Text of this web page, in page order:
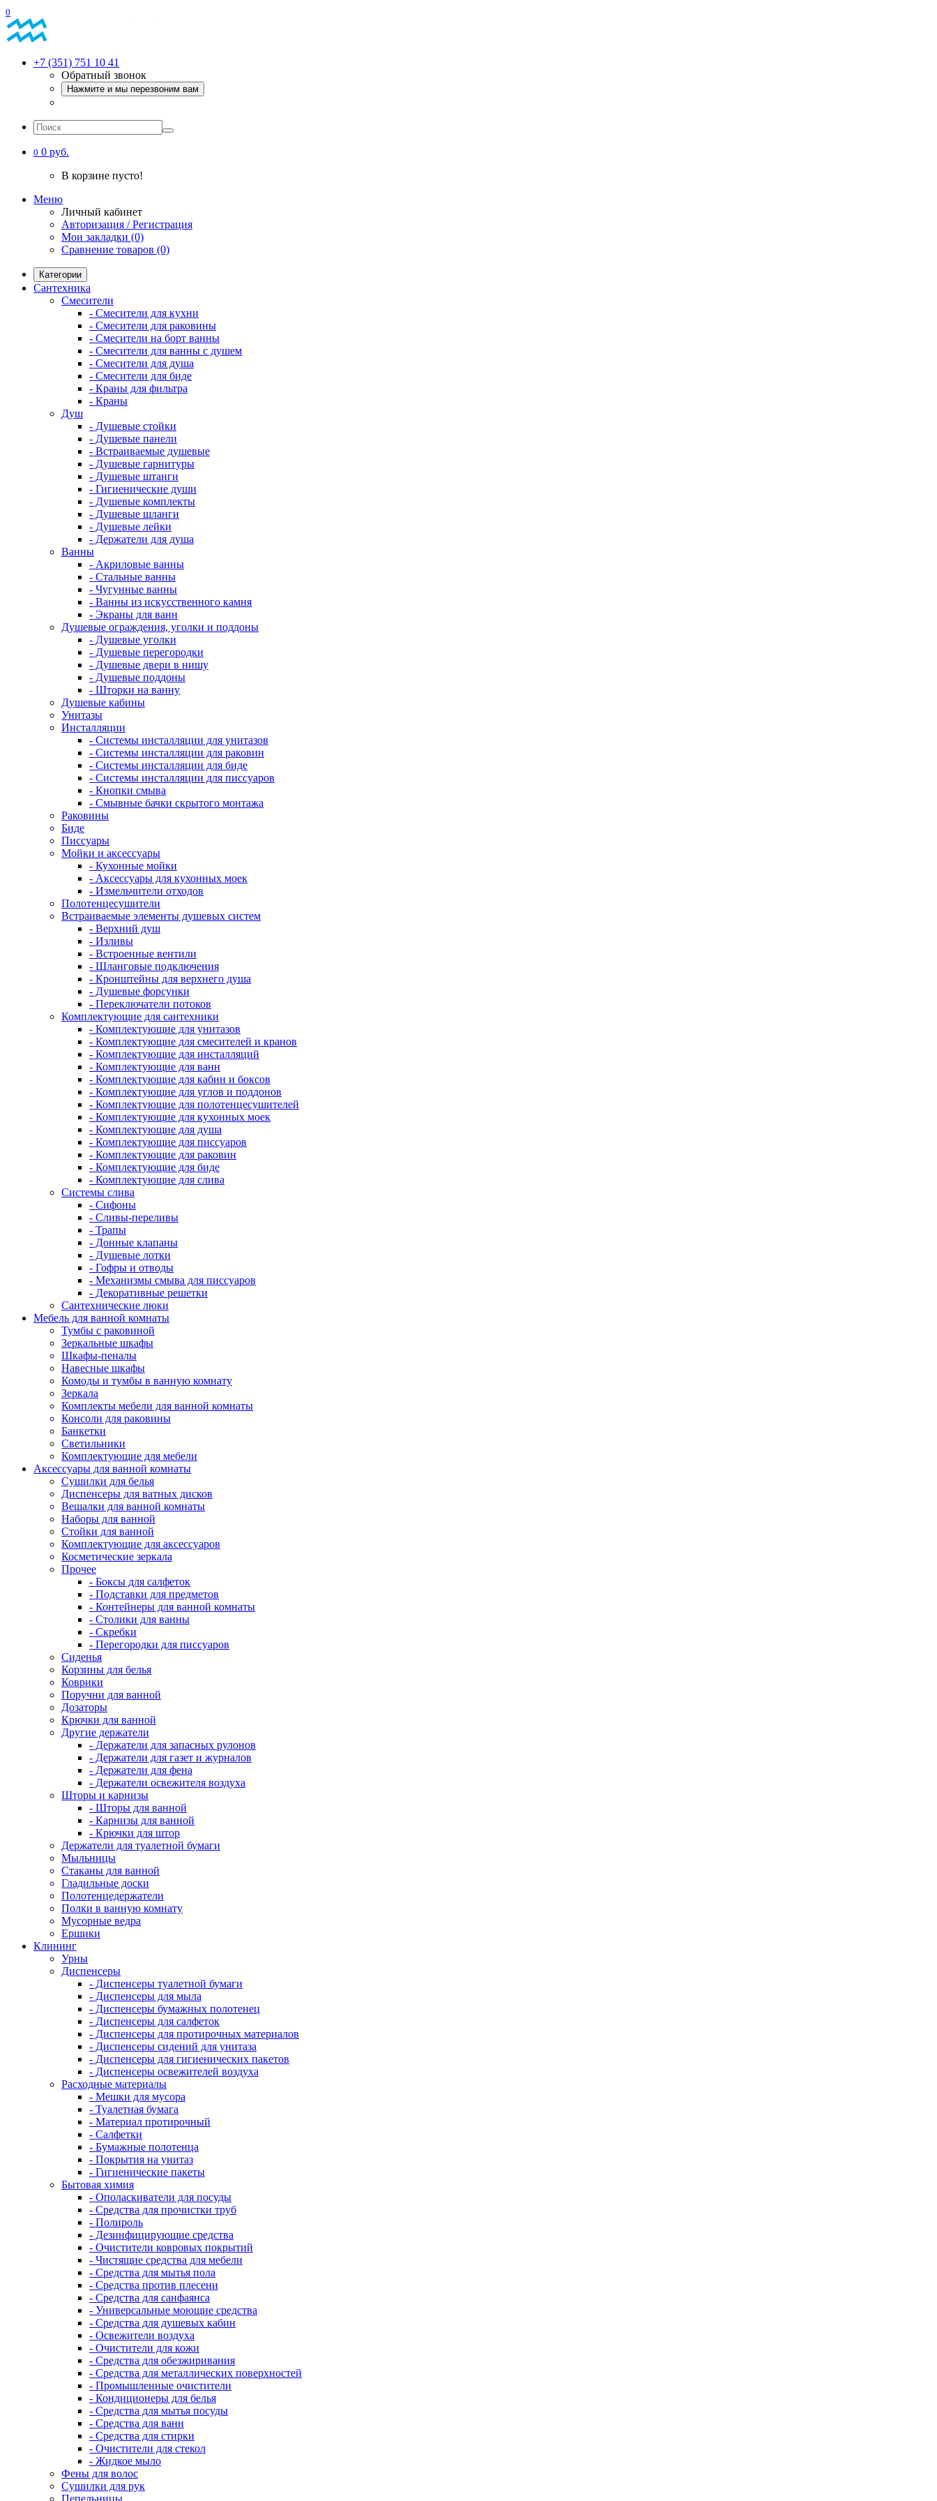
0
+7 (351) 751 10 41
Обратный звонок
Нажмите и мы перезвоним вам
0 0 руб.
В корзине пусто!
Меню
Личный кабинет
Авторизация / Регистрация
Мои закладки (0)
Сравнение товаров (0)
Категории
Сантехника
Смесители
- Смесители для кухни
- Смесители для раковины
- Смесители на борт ванны
- Смесители для ванны с душем
- Смесители для душа
- Смесители для биде
- Краны для фильтра
- Краны
Душ
- Душевые стойки
- Душевые панели
- Встраиваемые душевые
- Душевые гарнитуры
- Душевые штанги
- Гигиенические души
- Душевые комплекты
- Душевые шланги
- Душевые лейки
- Держатели для душа
Ванны
- Акриловые ванны
- Стальные ванны
- Чугунные ванны
- Ванны из искусственного камня
- Экраны для ванн
Душевые ограждения, уголки и поддоны
- Душевые уголки
- Душевые перегородки
- Душевые двери в нишу
- Душевые поддоны
- Шторки на ванну
Душевые кабины
Унитазы
Инсталляции
- Системы инсталляции для унитазов
- Системы инсталляции для раковин
- Системы инсталляции для биде
- Системы инсталляции для писсуаров
- Кнопки смыва
- Смывные бачки скрытого монтажа
Раковины
Биде
Писсуары
Мойки и аксессуары
- Кухонные мойки
- Аксессуары для кухонных моек
- Измельчители отходов
Полотенцесушители
Встраиваемые элементы душевых систем
- Верхний душ
- Изливы
- Встроенные вентили
- Шланговые подключения
- Кронштейны для верхнего душа
- Душевые форсунки
- Переключатели потоков
Комплектующие для сантехники
- Комплектующие для унитазов
- Комплектующие для смесителей и кранов
- Комплектующие для инсталляций
- Комплектующие для ванн
- Комплектующие для кабин и боксов
- Комплектующие для углов и поддонов
- Комплектующие для полотенцесушителей
- Комплектующие для кухонных моек
- Комплектующие для душа
- Комплектующие для писсуаров
- Комплектующие для раковин
- Комплектующие для биде
- Комплектующие для слива
Системы слива
- Сифоны
- Сливы-переливы
- Трапы
- Донные клапаны
- Душевые лотки
- Гофры и отводы
- Механизмы смыва для писсуаров
- Декоративные решетки
Сантехнические люки
Мебель для ванной комнаты
Тумбы с раковиной
Зеркальные шкафы
Шкафы-пеналы
Навесные шкафы
Комоды и тумбы в ванную комнату
Зеркала
Комплекты мебели для ванной комнаты
Консоли для раковины
Банкетки
Светильники
Комплектующие для мебели
Аксессуары для ванной комнаты
Сушилки для белья
Диспенсеры для ватных дисков
Вешалки для ванной комнаты
Наборы для ванной
Стойки для ванной
Комплектующие для аксессуаров
Косметические зеркала
Прочее
- Боксы для салфеток
- Подставки для предметов
- Контейнеры для ванной комнаты
- Столики для ванны
- Скребки
- Перегородки для писсуаров
Сиденья
Корзины для белья
Коврики
Поручни для ванной
Дозаторы
Крючки для ванной
Другие держатели
- Держатели для запасных рулонов
- Держатели для газет и журналов
- Держатели для фена
- Держатели освежителя воздуха
Шторы и карнизы
- Шторы для ванной
- Карнизы для ванной
- Крючки для штор
Держатели для туалетной бумаги
Мыльницы
Стаканы для ванной
Гладильные доски
Полотенцедержатели
Полки в ванную комнату
Мусорные ведра
Ершики
Клининг
Урны
Диспенсеры
- Диспенсеры туалетной бумаги
- Диспенсеры для мыла
- Диспенсеры бумажных полотенец
- Диспенсеры для салфеток
- Диспенсеры для протирочных материалов
- Диспенсеры сидений для унитаза
- Диспенсеры для гигиенических пакетов
- Диспенсеры освежителей воздуха
Расходные материалы
- Мешки для мусора
- Туалетная бумага
- Материал протирочный
- Салфетки
- Бумажные полотенца
- Покрытия на унитаз
- Гигиенические пакеты
Бытовая химия
- Ополаскиватели для посуды
- Средства для прочистки труб
- Полироль
- Дезинфицирующие средства
- Очистители ковровых покрытий
- Чистящие средства для мебели
- Средства для мытья пола
- Средства против плесени
- Средства для санфаянса
- Универсальные моющие средства
- Средства для душевых кабин
- Освежители воздуха
- Очистители для кожи
- Средства для обезжиривания
- Средства для металлических поверхностей
- Промышленные очистители
- Кондиционеры для белья
- Средства для мытья посуды
- Средства для ванн
- Средства для стирки
- Очистители для стекол
- Жидкое мыло
Фены для волос
Сушилки для рук
Пепельницы